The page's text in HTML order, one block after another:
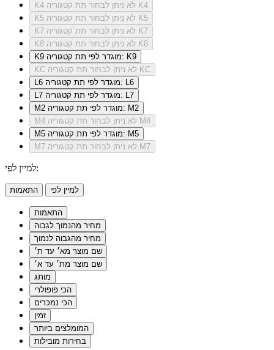
K4
לא ניתן לבחור תת קטגוריה K4
K5
לא ניתן לבחור תת קטגוריה K5
K7
לא ניתן לבחור תת קטגוריה K7
K8
לא ניתן לבחור תת קטגוריה K8
K9
מוגדר לפי תת קטגוריה: K9
KC
לא ניתן לבחור תת קטגוריה KC
L6
מוגדר לפי תת קטגוריה: L6
L7
מוגדר לפי תת קטגוריה: L7
M2
מוגדר לפי תת קטגוריה: M2
M4
לא ניתן לבחור תת קטגוריה M4
M5
מוגדר לפי תת קטגוריה: M5
M7
לא ניתן לבחור תת קטגוריה M7
למיין לפי:
התאמות למיין לפי
התאמות
מחיר מהנמוך לגבוה
מחיר מהגבוה לנמוך
שם מוצר מא׳ עד ת׳
שם מוצר מת׳ עד א׳
מותג
הכי פופולרי
הכי נמכרים
זמין
המומלצים ביותר
בחירות מובילות